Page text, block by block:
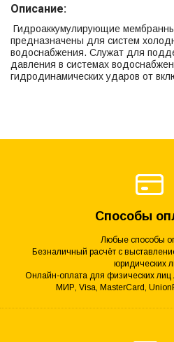
Описание:
Гидроаккумулирующие
предназначены для систем
водоснабжения. Служат для
давления в системах
гидродинамических ударов от
Способы
Любые способы
Безналичный расчёт с
юридических
Онлайн-оплата для физических лиц
МИР, Visa, MasterCard,